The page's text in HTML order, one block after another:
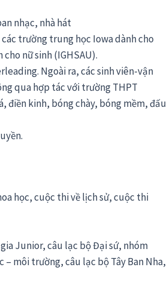
nhạc, nhà hát
trường trung học Iowa dành cho
nữ sinh (IGHSAU).
Ngoài ra, các sinh viên-vận
qua hợp tác với trường THPT
kinh, bóng chày, bóng mềm, đấu
học, cuộc thi về lịch sử, cuộc thi
Junior, câu lạc bộ Đại sứ, nhóm
môi trường, câu lạc bộ Tây Ban Nha,